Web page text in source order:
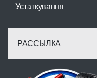
Устаткування
РАССЫЛКА